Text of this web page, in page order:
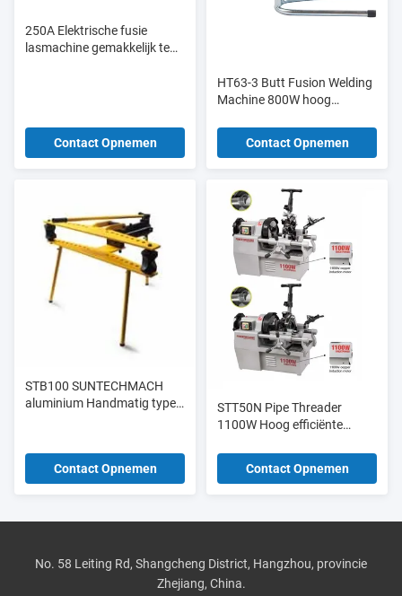
250A Elektrische fusie
lasmachine gemakkelijk te
Contact Opnemen
HT63-3 Butt Fusion Welding
Machine 800W hoog
bouwwerk
Contact Opnemen
STB100 SUNTECHMACH
aluminium Handmatig type
Contact Opnemen
STT50N Pipe Threader
1100W Hoog efficiënte
Contact Opnemen
No. 58 Leiting Rd, Shangcheng District, Hangzhou, provincie
Zhejiang, China.